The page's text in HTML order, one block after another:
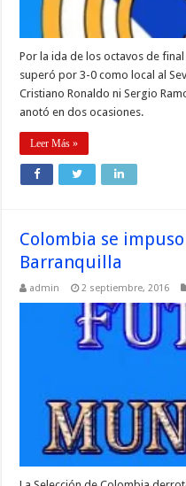
Por la ida de los octavos de
superó por 3-0 como local al
Cristiano Ronaldo ni Sergio
anotó en dos ocasiones.
Leer Más »
Colombia se
Barranquilla
admin 2 septiembre, 2016